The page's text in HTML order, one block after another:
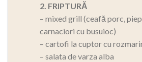
2. FRIPTURĂ
– mixed grill (ceafă porc,
carnaciori cu busuioc)
– cartofi la cuptor cu
– salata de varza alba